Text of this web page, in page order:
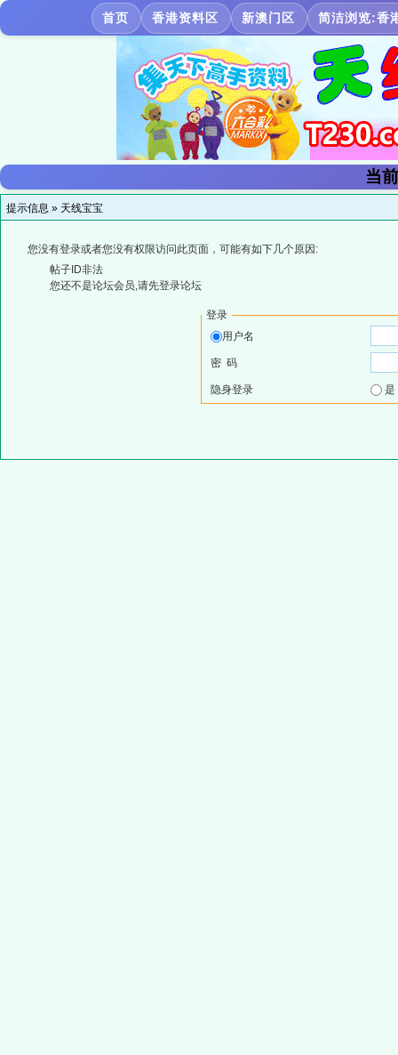
首页 香港资料区 新澳门区 简洁浏览:香
当
提示信息 » 天线宝宝
您没有登录或者您没有权限访问此页面，可能有如下几个原因:
帖子ID非法
您还不是论坛会员,请先登录论坛
登录
用户名
密 码
隐身登录